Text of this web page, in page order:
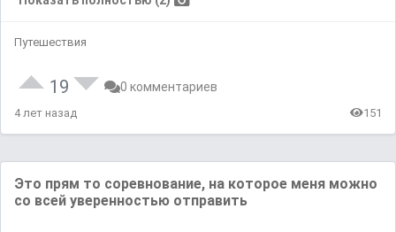
Путешествия
19 0 комментариев
4 лет назад 151
Это прям то соревнование, на которое меня можно
со всей уверенностью отправить